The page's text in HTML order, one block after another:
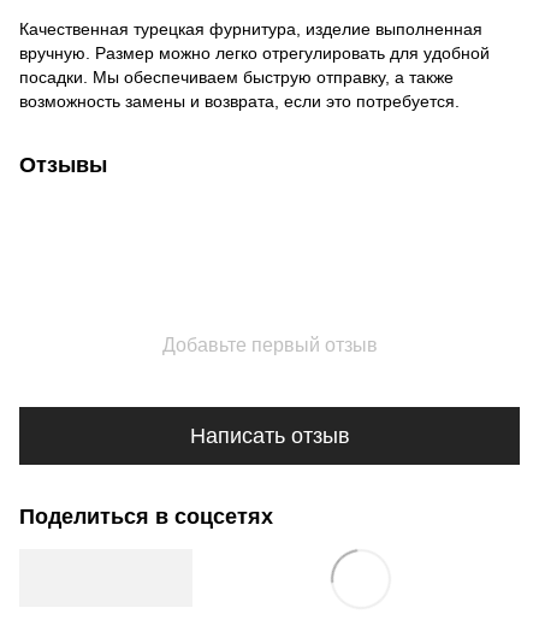
Качественная турецкая фурнитура, изделие выполненная
вручную. Размер можно легко отрегулировать для удобной
посадки. Мы обеспечиваем быструю отправку, а также
возможность замены и возврата, если это потребуется.
Отзывы
Добавьте первый отзыв
Написать отзыв
Поделиться в соцсетях